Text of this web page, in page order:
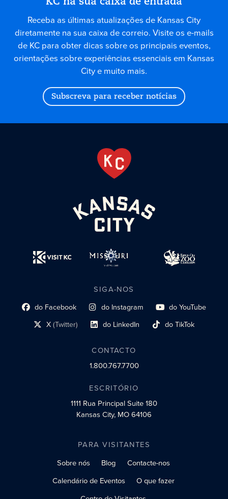
KC na sua caixa de entrada
Receba as últimas atualizações de Kansas City
diretamente na sua caixa de correio. Visite os e-mails
de KC para obter dicas sobre os principais eventos,
orientações sobre experiências essenciais em Kansas
City e muito mais.
Subscreva para receber notícias
SIGA-NOS
Link do perfil social
do Facebook Link do perfil social
do Instagram Link do perfil social
do YouTube
Link do perfil social
X(Twitter) Link do perfil social
do LinkedIn Link do perfil social
do TikTok
CONTACTO
1.800.767.7700
ESCRITÓRIO
1111 Rua PrincipalSuite 180
Kansas City, MO 64106
PARA VISITANTES
Sobre nós
Blog
Contacte-nos
Calendário de Eventos
O que fazer